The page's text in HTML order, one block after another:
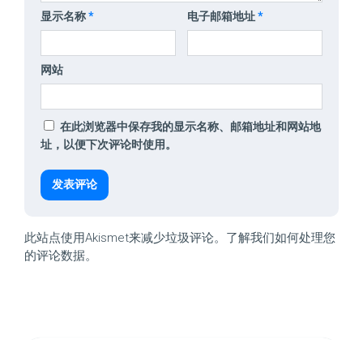
显示名称* 电子邮箱地址*
网站
在此浏览器中保存我的显示名称、邮箱地址和网站地
址，以便下次评论时使用。
此站点使用Akismet来减少垃圾评论。 了解我们如何处理您
的评论数据。